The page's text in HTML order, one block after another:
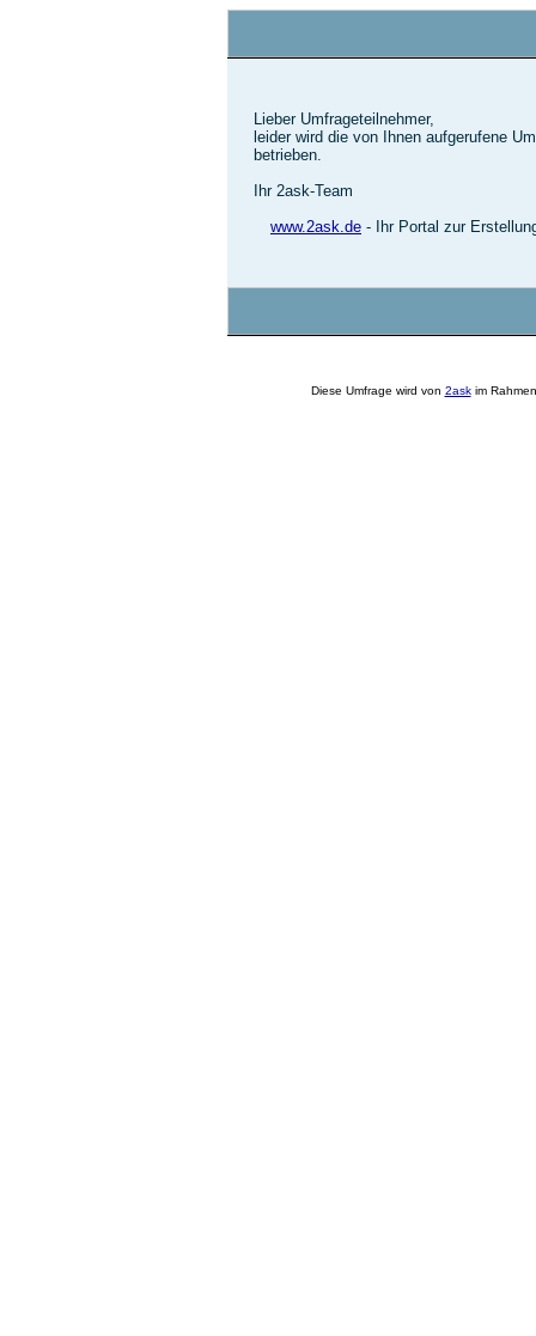
Lieber Umfrageteilnehmer,
leider wird die von Ihnen aufgerufene
betrieben.
Ihr 2ask-Team
www.2ask.de - Ihr Portal zur
Diese Umfrage wird von 2askim